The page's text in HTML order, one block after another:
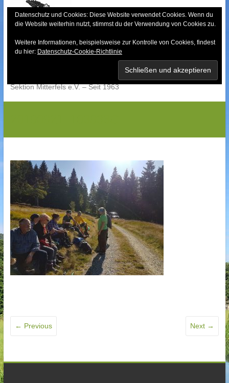
content
Bayerischer Wald-
Sektion Mitterfels e.V. – Seit 1963
← Previous Next →
Datenschutz und Cookies: Diese Website verwendet Cookies. Wenn du
die Website weiterhin nutzt, stimmst du der Verwendung von Cookies zu.
Weitere Informationen, beispielsweise zur Kontrolle von Cookies, findest
du hier: Datenschutz-Cookie-Richtlinie